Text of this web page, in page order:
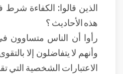
الذين قالوا: الكفاءة
هذه الأحاديث ؟
رأوا أن الناس متساوون
وأنهم لا يتفاضلون إلا
الاعتبارات الشخصية التي